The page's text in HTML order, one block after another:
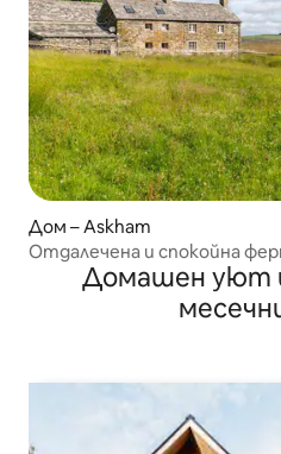
Дом – Askham
Отдалечена и спокойна
Домашен уют